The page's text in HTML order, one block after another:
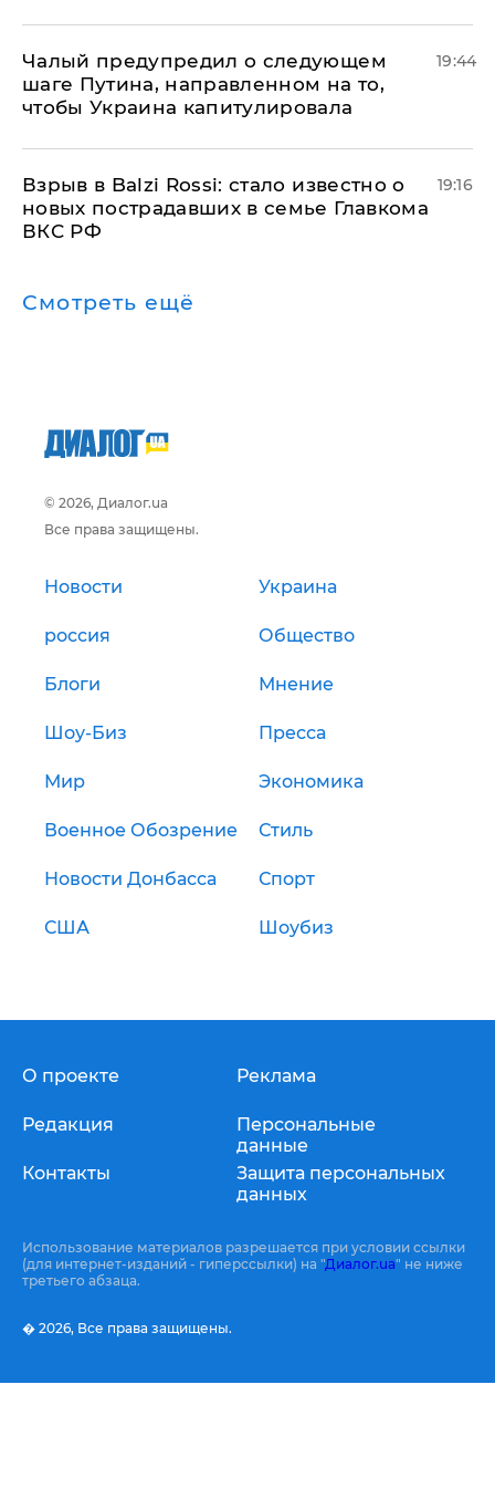
Чалый предупредил о следующем
шаге Путина, направленном на то,
чтобы Украина капитулировала
19:44
Взрыв в Balzi Rossi: стало известно о
новых пострадавших в семье Главкома
ВКС РФ
19:16
Смотреть ещё
© 2026, Диалог.ua
Все права защищены.
Новости Украина
россия Общество
Блоги Мнение
Шоу-Биз Пресса
Мир Экономика
Военное Обозрение Стиль
Новости Донбасса Спорт
США Шоубиз
О проекте
Редакция
Контакты
Реклама
Персональные
данные
Защита персональных
данных
Использование материалов разрешается при условии ссылки
(для интернет-изданий - гиперссылки) на "Диалог.ua" не ниже
третьего абзаца.
� 2026, Все права защищены.